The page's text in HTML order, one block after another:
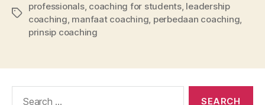
Tags
professionals, coaching for students, leadership
coaching, manfaat coaching, perbedaan coaching,
prinsip coaching